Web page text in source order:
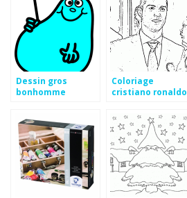
Dessin gros
bonhomme
Coloriage
cristiano ronaldo